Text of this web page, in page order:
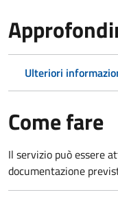
Ulteriori
Come fare
Il servizio può essere
documentazione